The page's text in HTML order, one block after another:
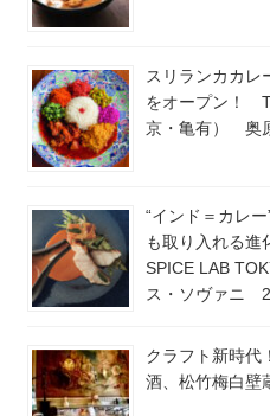
スリランカカレ
をオープン！
京・亀有） 奥
“インド＝カレ
も取り入れる
SPICE LAB
ス・ソヴァニ
クラフト新時代
酒、松竹梅白壁